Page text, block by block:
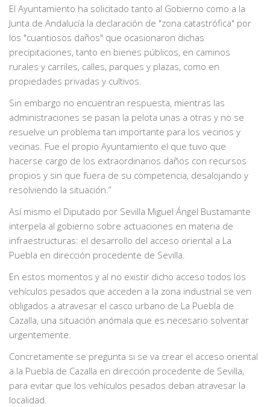
El Ayuntamiento ha solicitado tanto al Gobierno como a la
Junta de Andalucía la declaración de "zona catastrófica" por
los "cuantiosos daños" que ocasionaron dichas
precipitaciones, tanto en bienes públicos, en caminos
rurales y carriles, calles, parques y plazas, como en
propiedades privadas y cultivos.
Sin embargo no encuentran respuesta, mientras las
administraciones se pasan la pelota unas a otras y no se
resuelve un problema tan importante para los vecinos y
vecinas. Fue el propio Ayuntamiento el que tuvo que
hacerse cargo de los extraordinarios daños con recursos
propios y sin que fuera de su competencia, desalojando y
resolviendo la situación.”
Así mismo el Diputado por Sevilla Miguel Ángel Bustamante
interpela al gobierno sobre actuaciones en materia de
infraestructuras: el desarrollo del acceso oriental a La
Puebla en dirección procedente de Sevilla.
En estos momentos y al no existir dicho acceso todos los
vehículos pesados que acceden a la zona industrial se ven
obligados a atravesar el casco urbano de La Puebla de
Cazalla, una situación anómala que es necesario solventar
urgentemente.
Concretamente se pregunta si se va crear el acceso oriental
a la Puebla de Cazalla en dirección procedente de Sevilla,
para evitar que los vehículos pesados deban atravesar la
localidad.